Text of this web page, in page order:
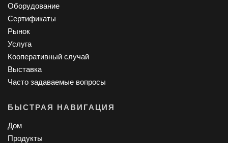
Оборудование
Сертификаты
Рынок
Услуга
Кооперативный случай
Выставка
Часто задаваемые вопросы
БЫСТРАЯ НАВИГАЦИЯ
Дом
Продукты